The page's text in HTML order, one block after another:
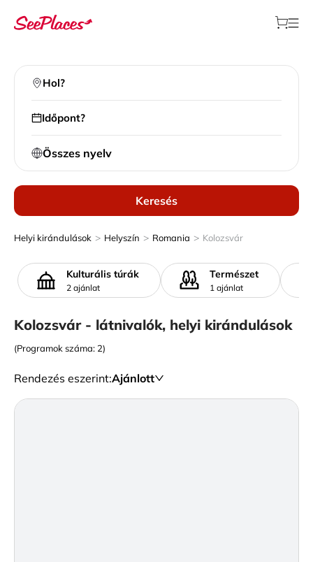
Hol?
Időpont?
Összes nyelv
Keresés
Helyi kirándulások > Helyszín > Romania > Kolozsvár
Kulturális túrák
2 ajánlat
Természet
1 ajánlat
Kolozsvár - látnivalók, helyi kirándulások
(Programok száma: 2)
Rendezés eszerint:Ajánlott